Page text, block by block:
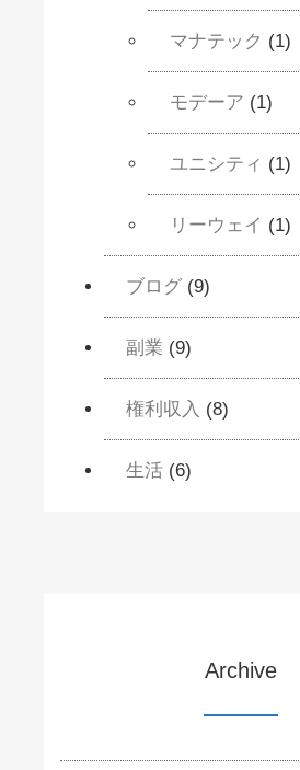
マナテック (1)
モデーア (1)
ユニシティ (1)
リーウェイ (1)
ブログ (9)
副業 (9)
権利収入 (8)
生活 (6)
Archive